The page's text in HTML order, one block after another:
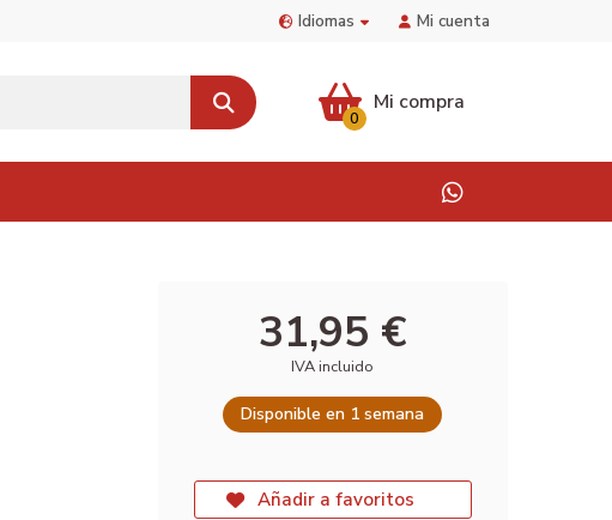
Idiomas Mi cuenta
Mi compra
0
31,95 €
IVA incluido
Disponible en 1 semana
Añadir a favoritos